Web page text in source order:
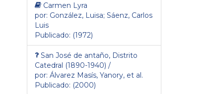
Carmen Lyra
por: González, Luisa; Sáenz, Carlos
Luis
Publicado: (1972)
San José de antaño, Distrito
Catedral (1890-1940) /
por: Álvarez Masís, Yanory, et al.
Publicado: (2000)